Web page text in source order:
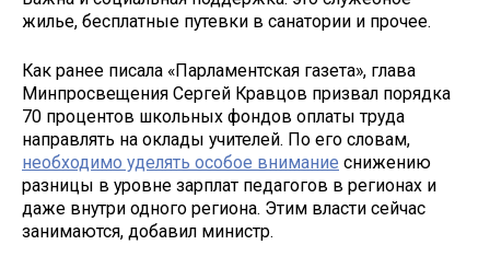
жилье, бесплатные путевки в санатории и прочее.
Как ранее писала «Парламентская газета», глава
Минпросвещения Сергей Кравцов призвал порядка
70 процентов школьных фондов оплаты труда
направлять на оклады учителей. По его словам,
необходимо уделять особое внимание снижению
разницы в уровне зарплат педагогов в регионах и
даже внутри одного региона. Этим власти сейчас
занимаются, добавил министр.